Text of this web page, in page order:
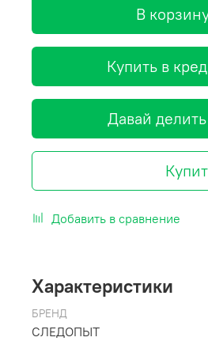
В
Купить в
Давай
Добавить в сравнение
Характеристики
БРЕНД
СЛЕДОПЫТ